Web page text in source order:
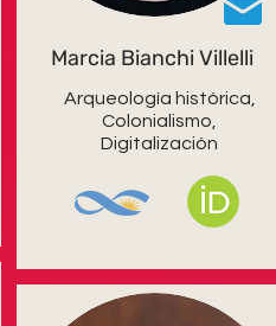
Marcia Bianchi Villelli
Arqueología histórica,
Colonialismo,
Digitalización